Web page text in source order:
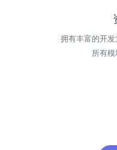
拥有丰富的开
所有